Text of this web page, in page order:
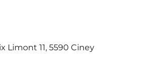
Limont 11, 5590 Ciney